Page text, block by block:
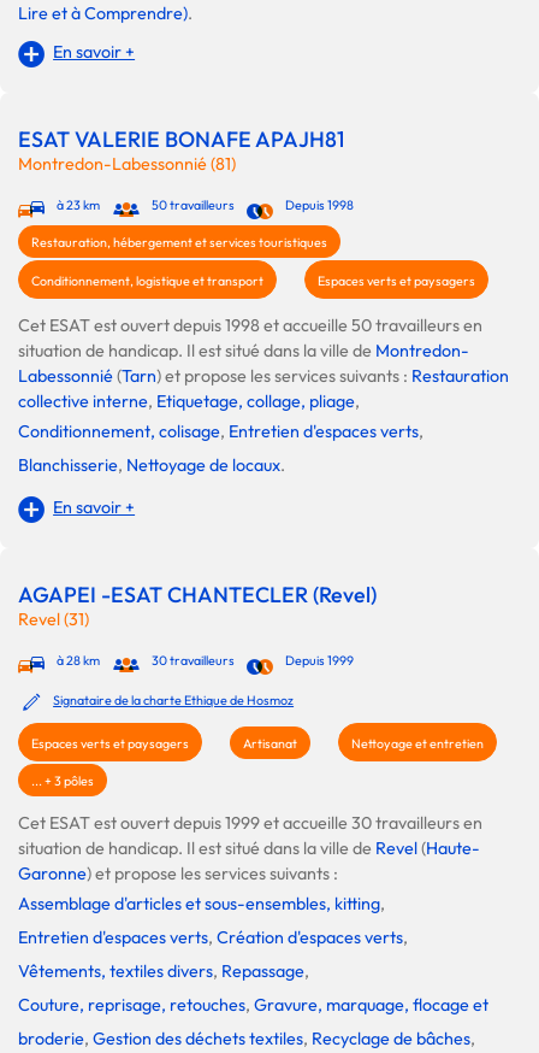
Lire et à Comprendre).
En savoir +
ESAT VALERIE BONAFE APAJH81
Montredon-Labessonnié (81)
à 23 km 50 travailleurs Depuis 1998
Restauration, hébergement et services touristiques
Conditionnement, logistique et transport Espaces verts et paysagers
Cet ESAT est ouvert depuis 1998 et accueille 50 travailleurs en
situation de handicap. Il est situé dans la ville de Montredon-
Labessonnié(Tarn) et propose les services suivants : Restauration
collective interne, Etiquetage, collage, pliage,
Conditionnement, colisage, Entretien d'espaces verts,
Blanchisserie, Nettoyage de locaux.
En savoir +
AGAPEI -ESAT CHANTECLER (Revel)
Revel (31)
à 28 km 30 travailleurs Depuis 1999
Signataire de la charte Ethique de Hosmoz
Espaces verts et paysagers Artisanat Nettoyage et entretien
... + 3 pôles
Cet ESAT est ouvert depuis 1999 et accueille 30 travailleurs en
situation de handicap. Il est situé dans la ville de Revel(Haute-
Garonne) et propose les services suivants :
Assemblage d'articles et sous-ensembles, kitting,
Entretien d'espaces verts, Création d'espaces verts,
Vêtements, textiles divers, Repassage,
Couture, reprisage, retouches, Gravure, marquage, flocage et
broderie, Gestion des déchets textiles, Recyclage de bâches,